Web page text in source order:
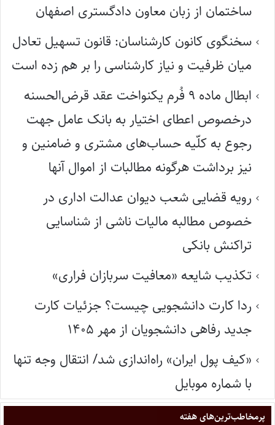
ساختمان از زبان معاون دادگستری اصفهان
سخنگوی کانون کارشناسان: قانون تسهیل تعادل
میان ظرفیت و نیاز کارشناسی را بر هم زده است
ابطال ماده ۹ فُرم یکنواخت عقد قرض‌الحسنه
درخصوص اعطای اختیار به بانک عامل جهت
رجوع به کلّیه حساب‌های مشتری و ضامنین و
نیز برداشت هرگونه مطالبات از اموال آنها
رویه قضایی شعب دیوان عدالت اداری در
خصوص مطالبه مالیات ناشی از شناسایی
تراکنش بانکی
تکذیب شایعه «معافیت سربازان فراری»
ردا کارت دانشجویی چیست؟ جزئیات کارت
جدید رفاهی دانشجویان از مهر ۱۴۰۵
«کیف پول ایران» راه‌اندازی شد/ انتقال وجه تنها
با شماره موبایل
پر‌مخاطب‌ترین‌های هفته